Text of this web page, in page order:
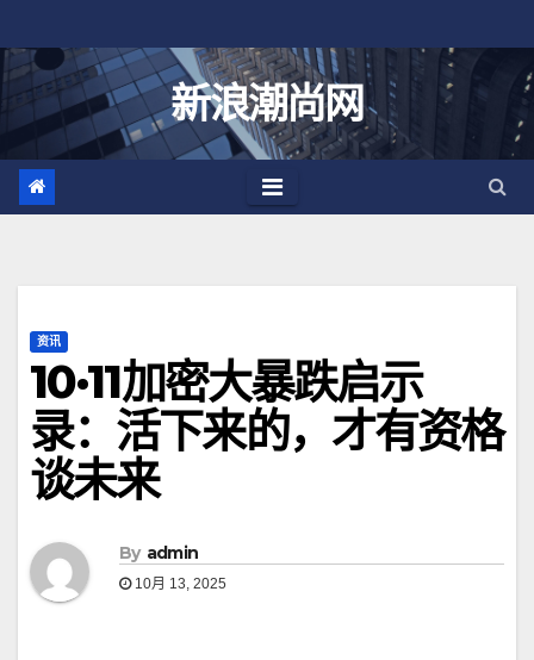
至
新浪潮尚网
资讯
10·11加密大暴跌启示
录：活下来的，才有资格
谈未来
By admin
10月 13, 2025